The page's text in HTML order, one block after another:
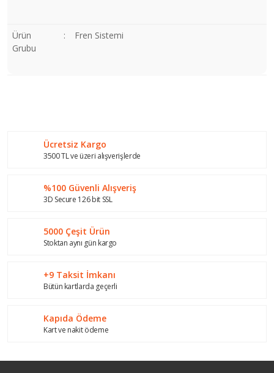
Ürün
Grubu
: Fren Sistemi
Ürün resmi kalitesiz, bozuk veya görüntülenemiyor.
Ürün bilgilerinde hatalar bulunuyor.
Bu ürüne benzer farklı alternatifler olmalı.
Ücretsiz Kargo
3500 TL ve üzeri alışverişlerde
%100 Güvenli Alışveriş
3D Secure 126 bit SSL
5000 Çeşit Ürün
Stoktan aynı gün kargo
+9 Taksit İmkanı
Bütün kartlarda geçerli
Kapıda Ödeme
Kart ve nakit ödeme